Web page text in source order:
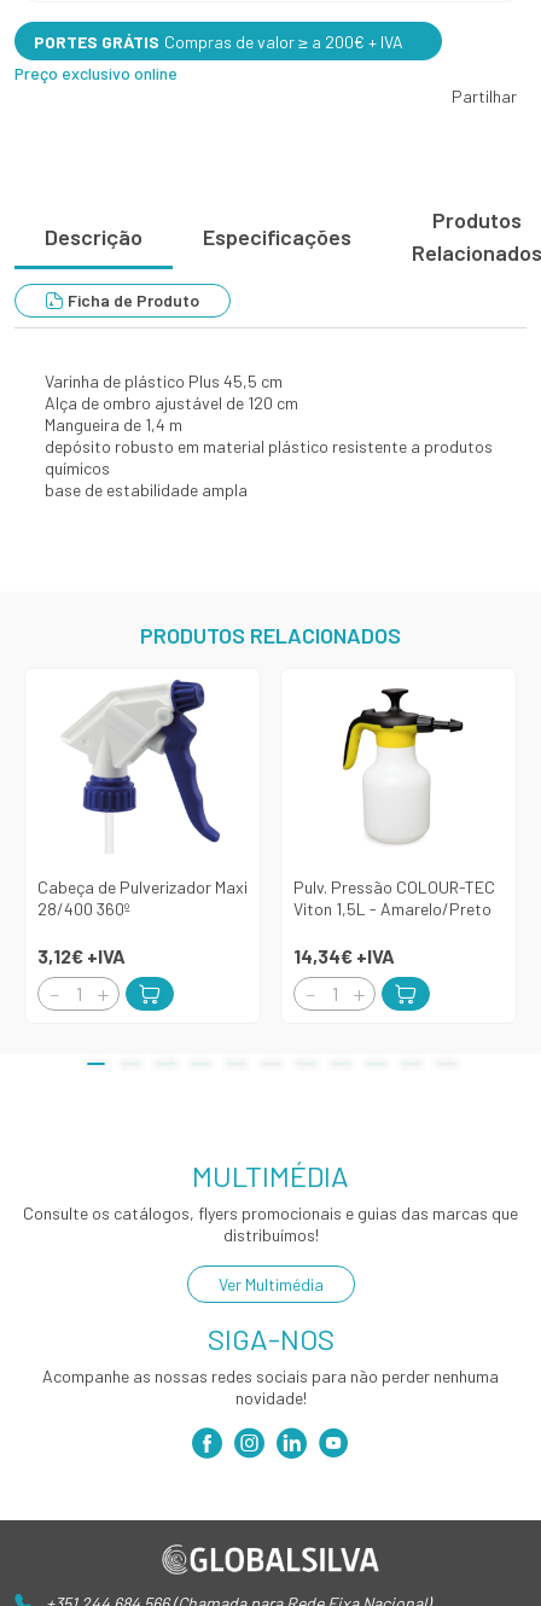
PORTES GRÁTIS Compras de valor ≥ a 200€ + IVA
Preço exclusivo online
Partilhar
Descrição Especificações
Produtos
Relacionados
Ficha de Produto
Varinha de plástico Plus 45,5 cm
Alça de ombro ajustável de 120 cm
Mangueira de 1,4 m
depósito robusto em material plástico resistente a produtos
químicos
base de estabilidade ampla
PRODUTOS RELACIONADOS
Cabeça de Pulverizador Maxi
28/400 360º
3,12€ +IVA
Pulv. Pressão COLOUR-TEC
Viton 1,5L - Amarelo/Preto
14,34€ +IVA
MULTIMÉDIA
Consulte os catálogos, flyers promocionais e guias das marcas que
distribuímos!
Ver Multimédia
SIGA-NOS
Acompanhe as nossas redes sociais para não perder nenhuma
novidade!